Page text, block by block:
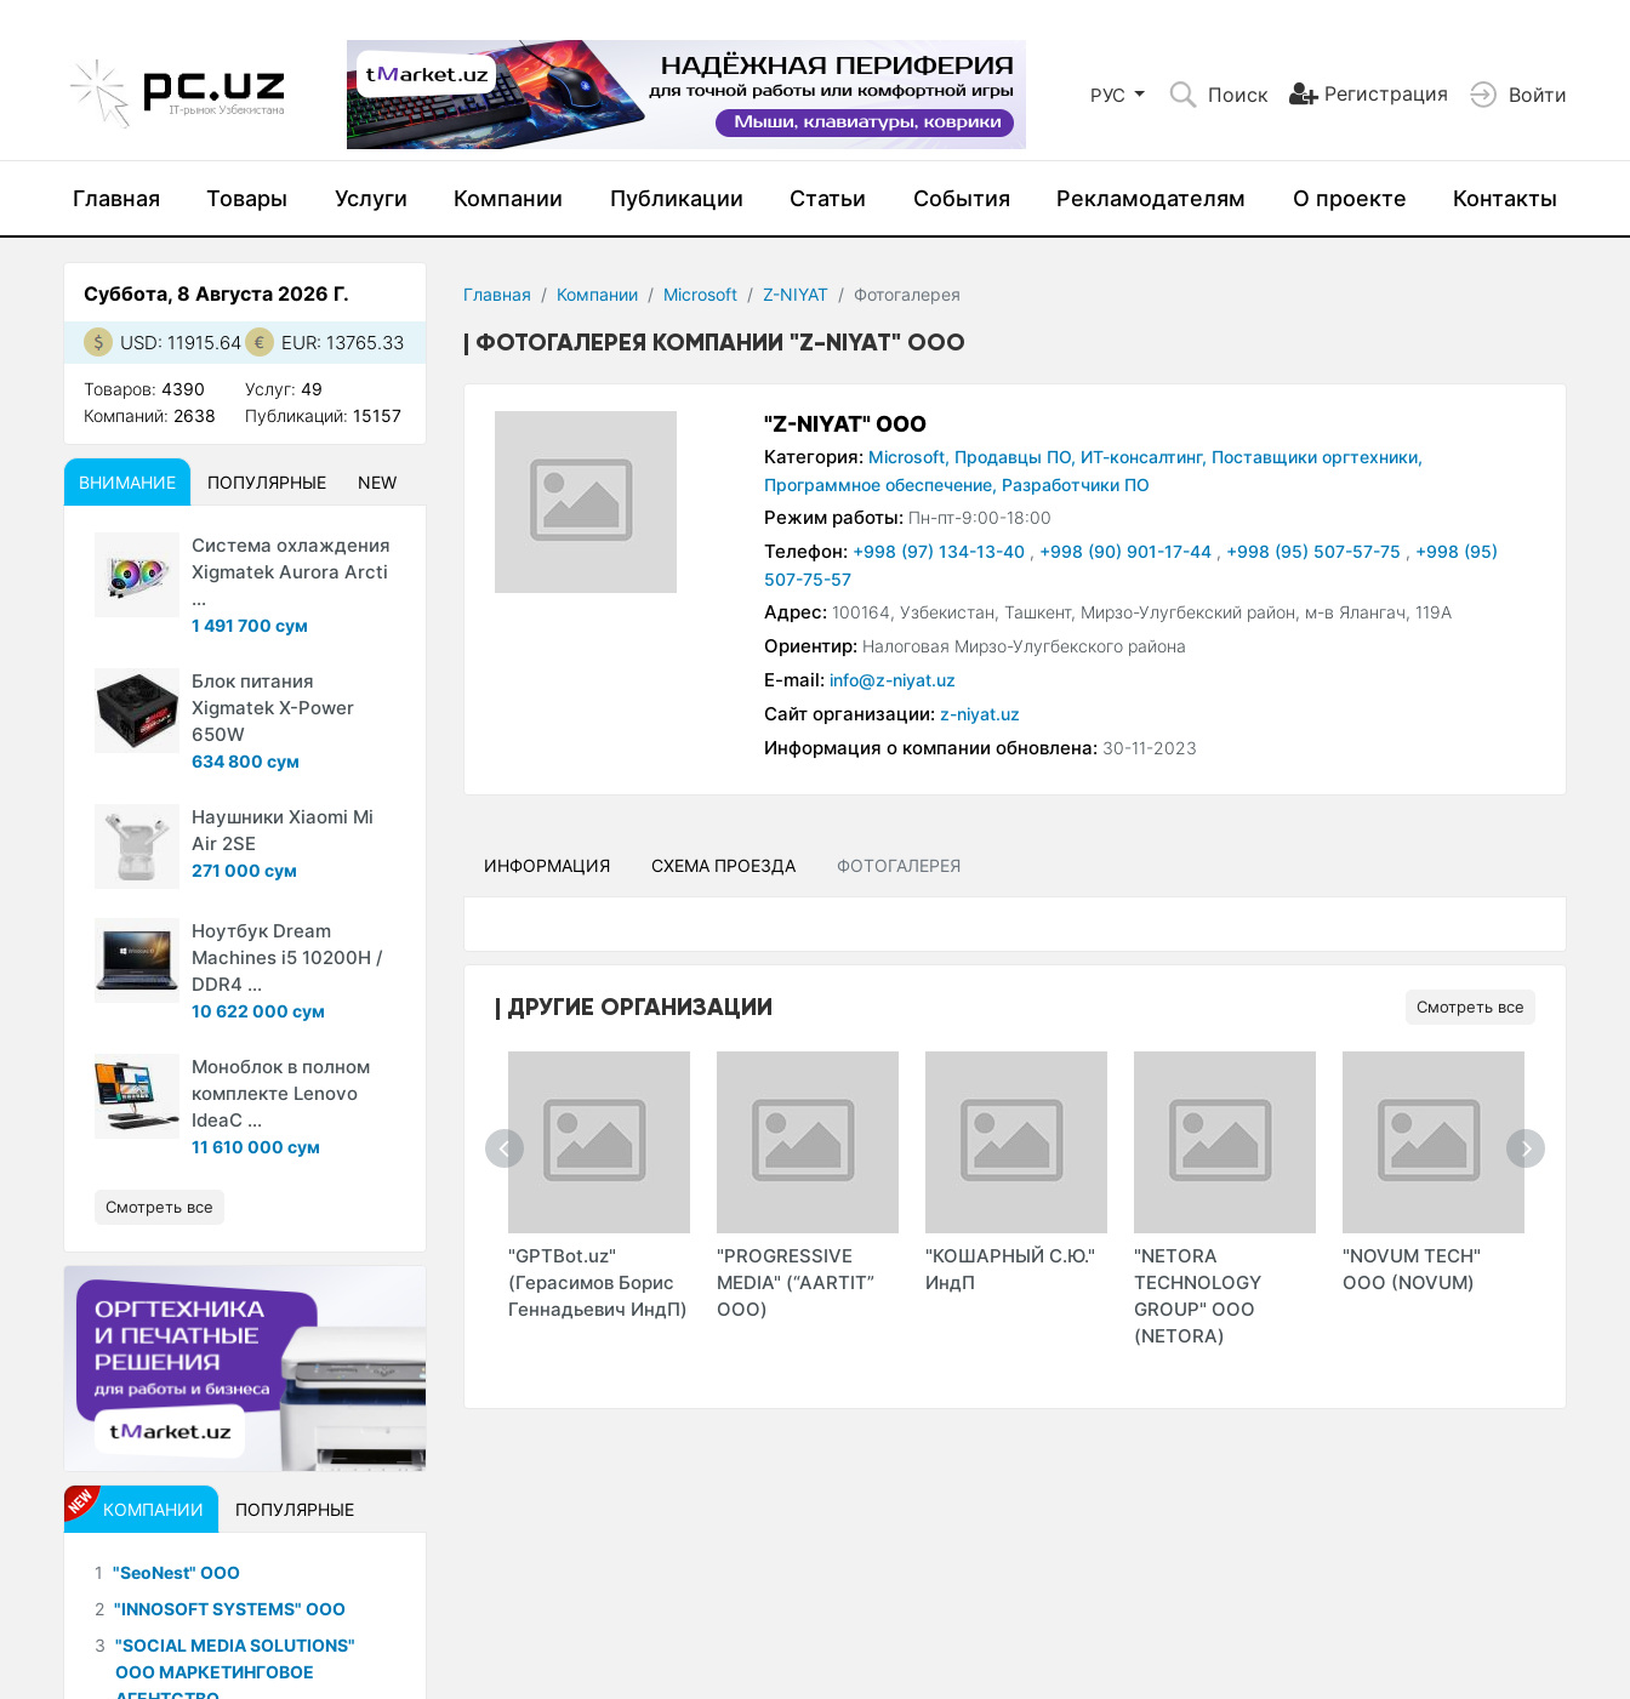
РУС Поиск Регистрация Войти
Главная Товары Услуги Компании Публикации Статьи События Рекламодателям О проекте Контакты
Главная Компании Microsoft Z-NIYAT Фотогалерея
ФОТОГАЛЕРЕЯ КОМПАНИИ "Z-NIYAT" ООО
"Z-NIYAT" ООО
Категория: Microsoft, Продавцы ПО, ИТ-консалтинг, Поставщики оргтехники,
Программное обеспечение, Разработчики ПО
Режим работы: Пн-пт-9:00-18:00
Телефон: +998 (97) 134-13-40 , +998 (90) 901-17-44 , +998 (95) 507-57-75 , +998 (95)
507-75-57
Адрес: 100164, Узбекистан, Ташкент, Мирзо-Улугбекский район, м-в Ялангач, 119А
Ориентир: Налоговая Мирзо-Улугбекского района
E-mail: info@z-niyat.uz
Сайт организации: z-niyat.uz
Информация о компании обновлена: 30-11-2023
ИНФОРМАЦИЯ СХЕМА ПРОЕЗДА ФОТОГАЛЕРЕЯ
ДРУГИЕ ОРГАНИЗАЦИИ Смотреть все
TECH IT GROUP"
ООО)
"GPTBot.uz"
(Герасимов Борис
Геннадьевич ИндП)
"PROGRESSIVE
MEDIA" (“AARTIT”
ООО)
"КОШАРНЫЙ С.Ю."
ИндП
"NETORA
TECHNOLOGY
GROUP" ООО
(NETORA)
"NOVUM TECH"
ООО (NOVUM)
Суббота, 8 Августа 2026 Г.
USD: 11915.64 EUR: 13765.33
Товаров: 4390
Компаний: 2638
Услуг:49
Публикаций:15157
ВНИМАНИЕ ПОПУЛЯРНЫЕ NEW
Система охлаждения
Xigmatek Aurora Arcti
...
1 491 700 сум
Блок питания
Xigmatek X-Power
650W
634 800 сум
Наушники Xiaomi Mi
Air 2SE
271 000 сум
Ноутбук Dream
Machines i5 10200H /
DDR4 ...
10 622 000 сум
Моноблок в полном
комплекте Lenovo
IdeaC ...
11 610 000 сум
Смотреть все
КОМПАНИИ ПОПУЛЯРНЫЕ
1 "SeoNest" ООО
2 "INNOSOFT SYSTEMS" ООО
3 "SOCIAL MEDIA SOLUTIONS"
ООО МАРКЕТИНГОВОЕ